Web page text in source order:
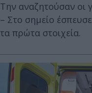
Την αναζητούσαν οι
– Στο σημείο
τα πρώτα στοιχεία.